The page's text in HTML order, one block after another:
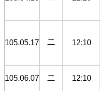
105.05.17 二 12:10
105.06.07 二 12:10